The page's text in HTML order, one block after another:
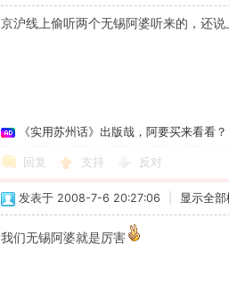
京沪线上偷听两个无锡阿婆听来的，还
《实用苏州话》出版哉，阿要买来看看？
回复 支持 反对
发表于 2008-7-6 20:27:06 显示全部
我们无锡阿婆就是厉害